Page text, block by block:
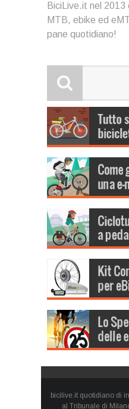
BiciLive.it nel 2013
MTB, ebike ed
pane quotidiano!
bicilive.it quotidiano di
al Tribunale di